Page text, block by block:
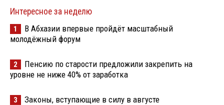
Интересное за неделю
1
В Абхазии впервые пройдёт масштабный
молодёжный форум
2
Пенсию по старости предложили закрепить на
уровне не ниже 40% от заработка
3 Законы, вступающие в силу в августе